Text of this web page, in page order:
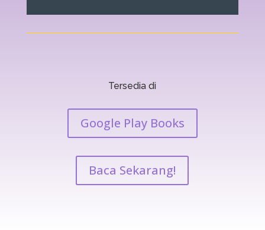
Tersedia di
Google Play Books
Baca Sekarang!